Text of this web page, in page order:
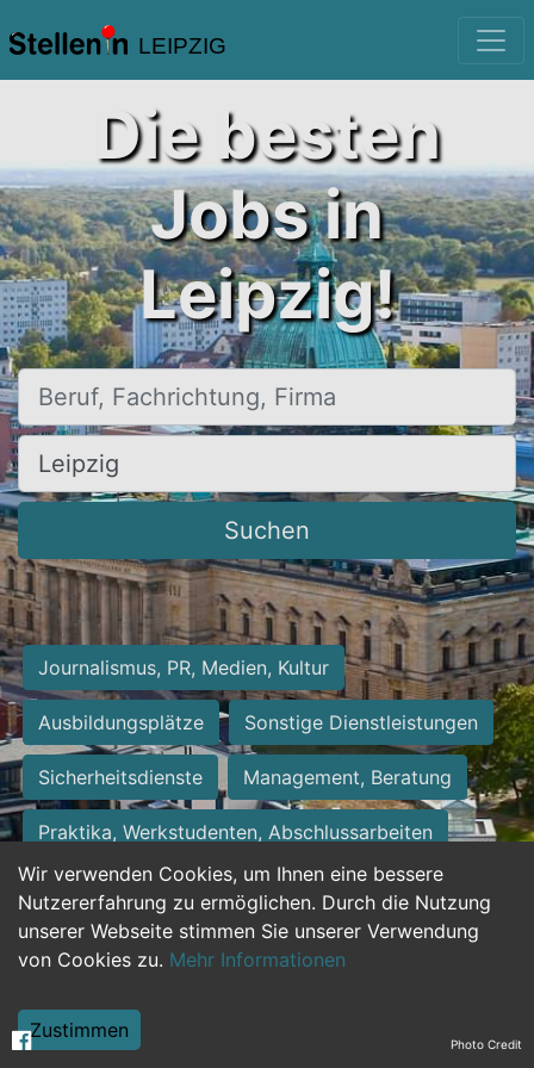
LEIPZIG
Wir verwenden Cookies, um Ihnen eine bessere
Nutzererfahrung zu ermöglichen. Durch die Nutzung
unserer Webseite stimmen Sie unserer Verwendung
von Cookies zu. Mehr Informationen
Zustimmen
Die besten
Jobs in
Leipzig!
Beruf, Fachrichtung, Firma
Ort, Stadt
Suchen
Journalismus, PR, Medien, Kultur
Ausbildungsplätze Sonstige Dienstleistungen
Sicherheitsdienste Management, Beratung
Praktika, Werkstudenten, Abschlussarbeiten
Personalwesen Assistenz, Sekretariat
Hilfskräfte, Aushilfs- und Nebenjobs
Weiterbildung, Studium, duale Ausbildung Photo Credit